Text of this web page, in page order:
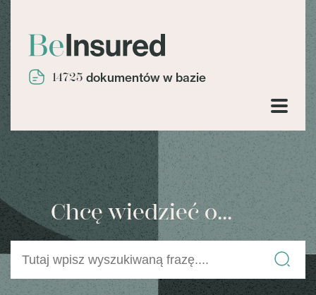
14725 dokumentów w bazie
Chcę wiedzieć o...